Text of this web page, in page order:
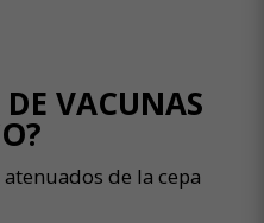
VACUNAS
de la cepa